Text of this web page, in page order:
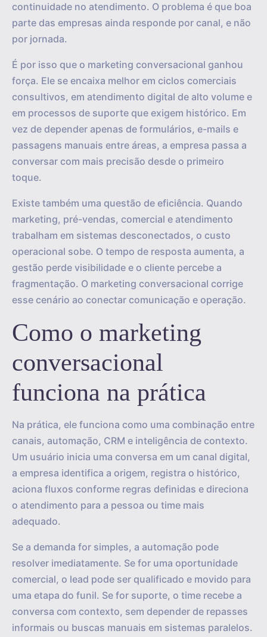
continuidade no atendimento. O problema é que boa
parte das empresas ainda responde por canal, e não
por jornada.
É por isso que o marketing conversacional ganhou
força. Ele se encaixa melhor em ciclos comerciais
consultivos, em atendimento digital de alto volume e
em processos de suporte que exigem histórico. Em
vez de depender apenas de formulários, e-mails e
passagens manuais entre áreas, a empresa passa a
conversar com mais precisão desde o primeiro
toque.
Existe também uma questão de eficiência. Quando
marketing, pré-vendas, comercial e atendimento
trabalham em sistemas desconectados, o custo
operacional sobe. O tempo de resposta aumenta, a
gestão perde visibilidade e o cliente percebe a
fragmentação. O marketing conversacional corrige
esse cenário ao conectar comunicação e operação.
Como o marketing
conversacional
funciona na prática
Na prática, ele funciona como uma combinação entre
canais, automação, CRM e inteligência de contexto.
Um usuário inicia uma conversa em um canal digital,
a empresa identifica a origem, registra o histórico,
aciona fluxos conforme regras definidas e direciona
o atendimento para a pessoa ou time mais
adequado.
Se a demanda for simples, a automação pode
resolver imediatamente. Se for uma oportunidade
comercial, o lead pode ser qualificado e movido para
uma etapa do funil. Se for suporte, o time recebe a
conversa com contexto, sem depender de repasses
informais ou buscas manuais em sistemas paralelos.